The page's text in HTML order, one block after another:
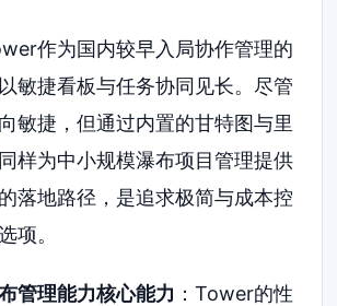
作为国内较早入局协作管理的
敏捷看板与任务协同见长。尽管
敏捷，但通过内置的甘特图与里
样为中小规模瀑布项目管理提供
落地路径，是追求极简与成本控
项。
管理能力核心能力 ：Tower的性